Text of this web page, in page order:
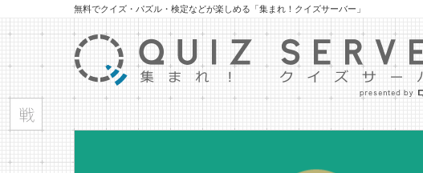
無料でクイズ・パズル・検定などが楽しめる「集まれ！クイズサーバー」